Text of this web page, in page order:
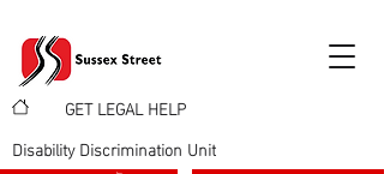
GET LEGAL HELP
Disability Discrimination Unit